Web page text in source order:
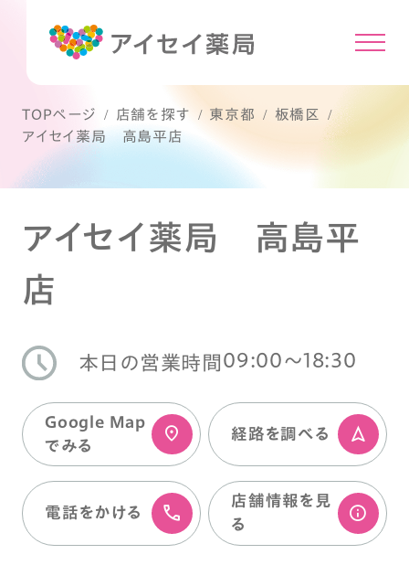
TOPページ 店舗を探す 東京都
板橋区
アイセイ薬局 高島平店
アイセイ薬局 高島平
店
本日の営業時間 09:00〜18:30
Google Map
でみる
経路を調べる
電話をかける
店舗情報を⾒
る